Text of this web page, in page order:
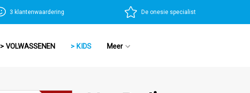
3 klantenwaardering De onesie specialist
> VOLWASSENEN > KIDS Meer